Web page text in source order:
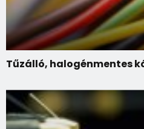
Tűzálló, halogénmentes